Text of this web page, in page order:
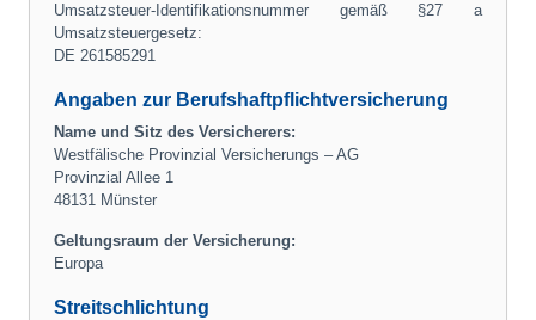
Umsatzsteuer-Identifikationsnummer gemäß §27 a
Umsatzsteuergesetz:
DE 261585291
Angaben zur Berufshaftpflichtversicherung
Name und Sitz des Versicherers:
Westfälische Provinzial Versicherungs – AG
Provinzial Allee 1
48131 Münster
Geltungsraum der Versicherung:
Europa
Streitschlichtung